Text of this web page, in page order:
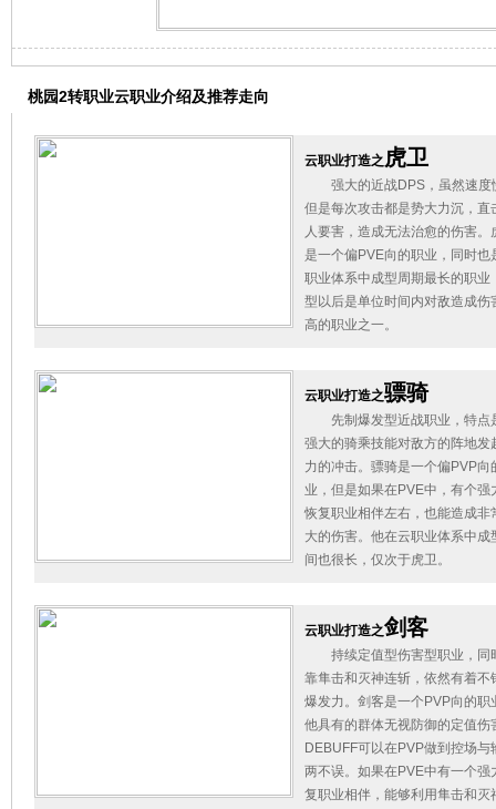
桃园2转职业云职业介绍及推荐走向
云职业打造之 虎卫
强大的近战DPS，虽然速度
但是每次攻击都是势大力沉，直
人要害，造成无法治愈的伤害。
是一个偏PVE向的职业，同时也
职业体系中成型周期最长的职业
型以后是单位时间内对敌造成伤
高的职业之一。
云职业打造之骠骑
先制爆发型近战职业，特点
强大的骑乘技能对敌方的阵地发
力的冲击。骠骑是一个偏PVP向
业，但是如果在PVE中，有个强
恢复职业相伴左右，也能造成非
大的伤害。他在云职业体系中成
间也很长，仅次于虎卫。
云职业打造之剑客
持续定值型伤害型职业，同
靠隼击和灭神连斩，依然有着不
爆发力。剑客是一个PVP向的职
他具有的群体无视防御的定值伤
DEBUFF可以在PVP做到控场与
两不误。如果在PVE中有一个强
复职业相伴，能够利用隼击和灭